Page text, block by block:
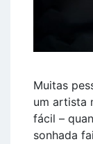
Muitas
um artista
fácil –
sonhada